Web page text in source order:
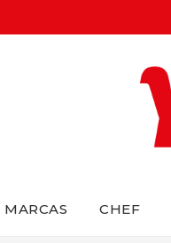
MARCAS CHEF